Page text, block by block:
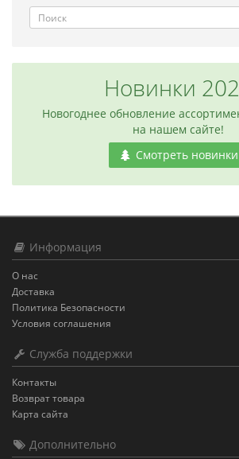
Новинки
Новогоднее обновление
на нашем сайте!
Смотреть новинки
Информация
О нас
Доставка
Политика Безопасности
Условия соглашения
Служба поддержки
Контакты
Возврат товара
Карта сайта
Дополнительно